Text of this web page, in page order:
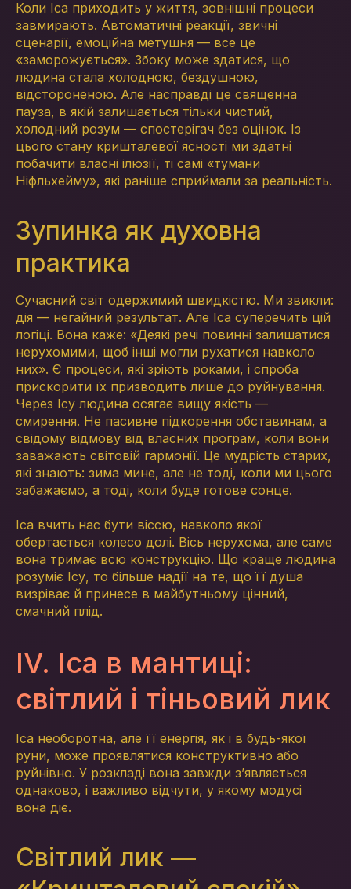
Коли Іса приходить у життя, зовнішні процеси
завмирають. Автоматичні реакції, звичні
сценарії, емоційна метушня — все це
«заморожується». Збоку може здатися, що
людина стала холодною, бездушною,
відстороненою. Але насправді це священна
пауза, в якій залишається тільки чистий,
холодний розум — спостерігач без оцінок. Із
цього стану кришталевої ясності ми здатні
побачити власні ілюзії, ті самі «тумани
Ніфльхейму», які раніше сприймали за реальність.
Зупинка як духовна
практика
Сучасний світ одержимий швидкістю. Ми звикли:
дія — негайний результат. Але Іса суперечить цій
логіці. Вона каже: «Деякі речі повинні залишатися
нерухомими, щоб інші могли рухатися навколо
них». Є процеси, які зріють роками, і спроба
прискорити їх призводить лише до руйнування.
Через Ісу людина осягає вищу якість —
смирення. Не пасивне підкорення обставинам, а
свідому відмову від власних програм, коли вони
заважають світовій гармонії. Це мудрість старих,
які знають: зима мине, але не тоді, коли ми цього
забажаємо, а тоді, коли буде готове сонце.
Іса вчить нас бути віссю, навколо якої
обертається колесо долі. Вісь нерухома, але саме
вона тримає всю конструкцію. Що краще людина
розуміє Ісу, то більше надії на те, що її душа
визріває й принесе в майбутньому цінний,
смачний плід.
IV. Іса в мантиці:
світлий і тіньовий лик
Іса необоротна, але її енергія, як і в будь-якої
руни, може проявлятися конструктивно або
руйнівно. У розкладі вона завжди з’являється
однаково, і важливо відчути, у якому модусі
вона діє.
Світлий лик —